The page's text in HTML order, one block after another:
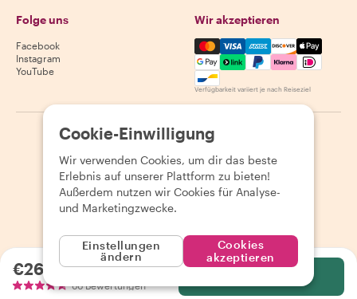
€26.47pro Person
66 Bewertungen
Folge uns
Facebook
Instagram
YouTube
Wir akzeptieren
Mastercard, Visa, Amex,
Verfügbarkeit variiert je nach Reiseziel
2026 Withlocals.com | Datenschutzerklärung
Seitenübersicht
Cookie-Einwilligung
Wir verwenden Cookies, um dir das beste
Erlebnis auf unserer Plattform zu bieten!
Außerdem nutzen wir Cookies für Analyse-
und Marketingzwecke.
Einstellungen
ändern
Cookies
akzeptieren